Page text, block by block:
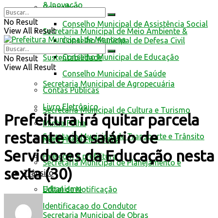
Conselhos
Conselho Municipal de Assistência Social
Conselho Municipal de Defesa Civil
Conselho Municipal de Educação
Conselho Municipal de Saúde
Contas Públicas
Livro Eletrônico
Minha Folha
Nota Fiscal Eletrônica
Fale com a prefeitura
Trânsito
Edital de Notificação
Identificacao do Condutor
& Inovação
Secretaria Municipal de Meio Ambiente &
Sustentabilidade
Secretaria Municipal de Agropecuária
Secretaria Municipal de Cultura e Turismo
Secretaria Municipal de Transporte e Trânsito
Secretaria Municipal de Planejamento e
Urbanismo
Secretaria Municipal de Obras
No Result
View All Result
No Result
View All Result
Prefeitura irá quitar parcela
restante do salário de
Servidores da Educação nesta
sexta (30)